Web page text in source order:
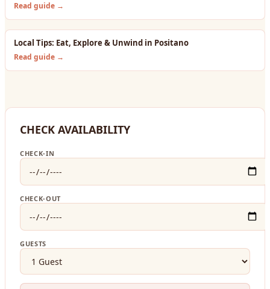
Read guide →
Local Tips: Eat, Explore & Unwind in Positano
Read guide →
CHECK AVAILABILITY
CHECK-IN
CHECK-OUT
GUESTS